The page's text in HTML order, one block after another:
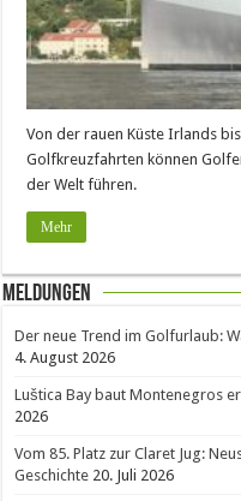
Von der rauen Küste Irlands
Golfkreuzfahrten können
der Welt führen.
Mehr
Meldungen
Der neue Trend im Golfurlaub:
4. August 2026
Luštica Bay baut Montenegros
2026
Vom 85. Platz zur Claret Jug:
Geschichte 20. Juli 2026